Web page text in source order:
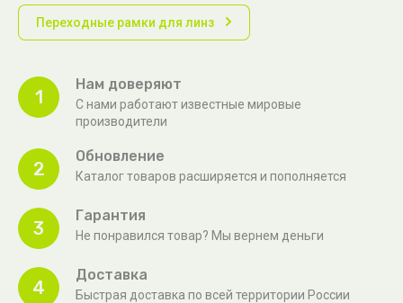
Переходные рамки для линз
1
Нам доверяют
С нами работают известные мировые
производители
2
Обновление
Каталог товаров расширяется и пополняется
3
Гарантия
Не понравился товар? Мы вернем деньги
4
Доставка
Быстрая доставка по всей территории России